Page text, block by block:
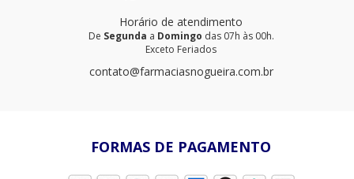
Horário de atendimento
De Segunda a Domingo das 07h às 00h.
Exceto Feriados
contato@farmaciasnogueira.com.br
FORMAS DE PAGAMENTO